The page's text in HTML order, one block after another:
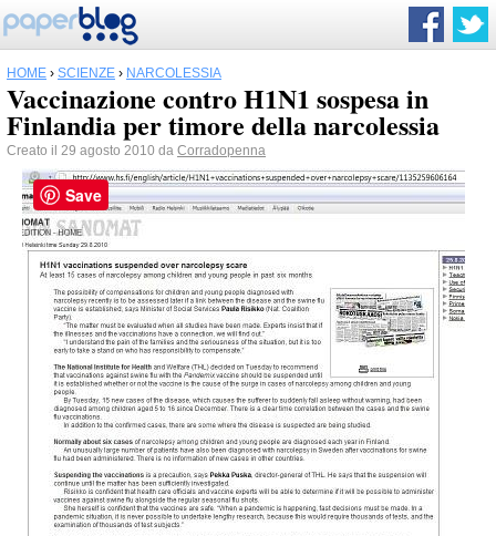
HOME › SCIENZE › NARCOLESSIA
Vaccinazione contro H1N1 sospesa in
Finlandia per timore della narcolessia
Creato il 29 agosto 2010 da Corradopenna
Save